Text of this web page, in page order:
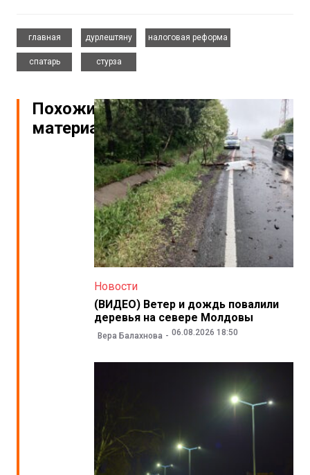
главная
дурлештяну
налоговая реформа
спатарь
стурза
Похожие
материалы
Новости
(ВИДЕО) Ветер и дождь повалили
деревья на севере Молдовы
Вера Балахнова 06.08.2026 18:50